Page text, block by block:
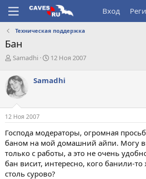
Вход
Техническая поддержка
Бан
А
т
о
р
е
м
Samadhi
Д
а
ч
а
12 Ноя 2007
Samadhi
12 Ноя 2007
Господа модераторы, огромная
баном на мой домашний айпи. Могу
только с работы, а это не очень
бан висит, интересно, кого банили-то
столь сурово?